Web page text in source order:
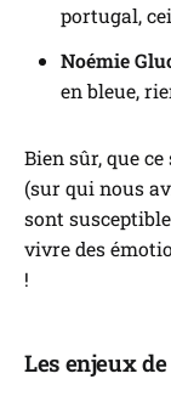
portugal,
Noémie
en bleue,
Bien sûr, que
(sur qui nous
sont
vivre des
!
Les enjeux